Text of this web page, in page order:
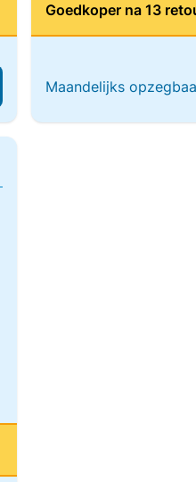
Goedkoper na 13
Maandelijks